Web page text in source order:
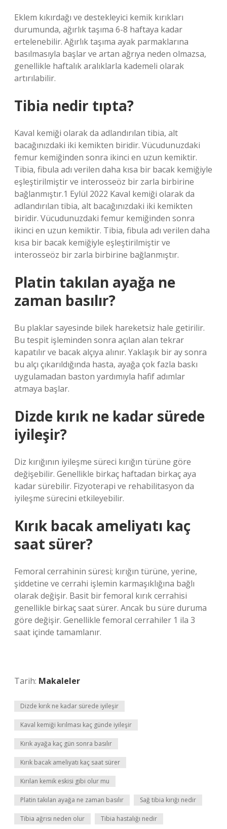
Eklem kıkırdağı ve destekleyici kemik kırıkları
durumunda, ağırlık taşıma 6-8 haftaya kadar
ertelenebilir. Ağırlık taşıma ayak parmaklarına
basılmasıyla başlar ve artan ağrıya neden olmazsa,
genellikle haftalık aralıklarla kademeli olarak
artırılabilir.
Tibia nedir tıpta?
Kaval kemiği olarak da adlandırılan tibia, alt
bacağınızdaki iki kemikten biridir. Vücudunuzdaki
femur kemiğinden sonra ikinci en uzun kemiktir.
Tibia, fibula adı verilen daha kısa bir bacak kemiğiyle
eşleştirilmiştir ve interosseöz bir zarla birbirine
bağlanmıştır.1 Eylül 2022 Kaval kemiği olarak da
adlandırılan tibia, alt bacağınızdaki iki kemikten
biridir. Vücudunuzdaki femur kemiğinden sonra
ikinci en uzun kemiktir. Tibia, fibula adı verilen daha
kısa bir bacak kemiğiyle eşleştirilmiştir ve
interosseöz bir zarla birbirine bağlanmıştır.
Platin takılan ayağa ne
zaman basılır?
Bu plaklar sayesinde bilek hareketsiz hale getirilir.
Bu tespit işleminden sonra açılan alan tekrar
kapatılır ve bacak alçıya alınır. Yaklaşık bir ay sonra
bu alçı çıkarıldığında hasta, ayağa çok fazla baskı
uygulamadan baston yardımıyla hafif adımlar
atmaya başlar.
Dizde kırık ne kadar sürede
iyileşir?
Diz kırığının iyileşme süreci kırığın türüne göre
değişebilir. Genellikle birkaç haftadan birkaç aya
kadar sürebilir. Fizyoterapi ve rehabilitasyon da
iyileşme sürecini etkileyebilir.
Kırık bacak ameliyatı kaç
saat sürer?
Femoral cerrahinin süresi; kırığın türüne, yerine,
şiddetine ve cerrahi işlemin karmaşıklığına bağlı
olarak değişir. Basit bir femoral kırık cerrahisi
genellikle birkaç saat sürer. Ancak bu süre duruma
göre değişir. Genellikle femoral cerrahiler 1 ila 3
saat içinde tamamlanır.
Tarih: Makaleler
Dizde kırık ne kadar sürede iyileşir
Kaval kemiği kırılması kaç günde iyileşir
Kırık ayağa kaç gün sonra basılır
Kırık bacak ameliyatı kaç saat sürer
Kırılan kemik eskisi gibi olur mu
Platin takılan ayağa ne zaman basılır Sağ tibia kırığı nedir
Tibia ağrısı neden olur Tibia hastalığı nedir